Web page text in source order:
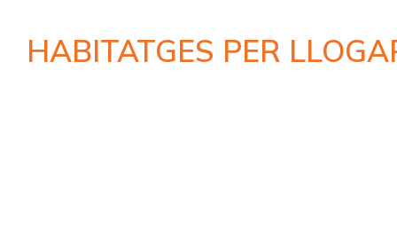
HABITATGES PER